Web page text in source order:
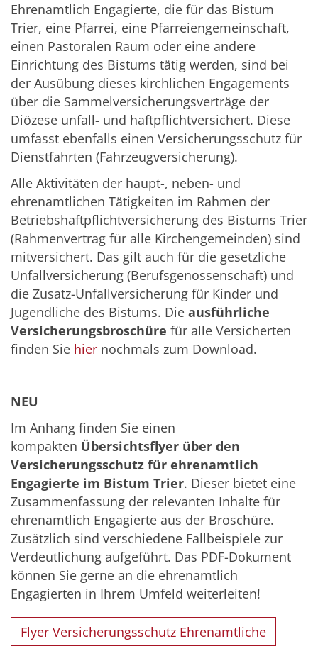
Ehrenamtlich Engagierte, die für das Bistum
Trier, eine Pfarrei, eine Pfarreiengemeinschaft,
einen Pastoralen Raum oder eine andere
Einrichtung des Bistums tätig werden, sind bei
der Ausübung dieses kirchlichen Engagements
über die Sammelversicherungsverträge der
Diözese unfall- und haftpflichtversichert. Diese
umfasst ebenfalls einen Versicherungsschutz für
Dienstfahrten (Fahrzeugversicherung).
Alle Aktivitäten der haupt-, neben- und
ehrenamtlichen Tätigkeiten im Rahmen der
Betriebshaftpflichtversicherung des Bistums Trier
(Rahmenvertrag für alle Kirchengemeinden) sind
mitversichert. Das gilt auch für die gesetzliche
Unfallversicherung (Berufsgenossenschaft) und
die Zusatz-Unfallversicherung für Kinder und
Jugendliche des Bistums. Die ausführliche
Versicherungsbroschüre für alle Versicherten
finden Sie hier nochmals zum Download.
NEU
Im Anhang finden Sie einen
kompakten Übersichtsflyer über den
Versicherungsschutz für ehrenamtlich
Engagierte im Bistum Trier. Dieser bietet eine
Zusammenfassung der relevanten Inhalte für
ehrenamtlich Engagierte aus der Broschüre.
Zusätzlich sind verschiedene Fallbeispiele zur
Verdeutlichung aufgeführt. Das PDF-Dokument
können Sie gerne an die ehrenamtlich
Engagierten in Ihrem Umfeld weiterleiten!
Flyer Versicherungsschutz Ehrenamtliche